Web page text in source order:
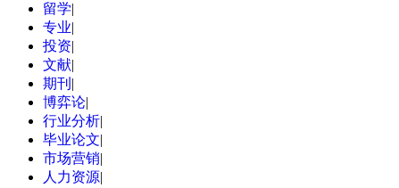
留学|
专业|
投资|
文献|
期刊 |
博弈论|
行业分析|
毕业论文|
市场营销|
人力资源|